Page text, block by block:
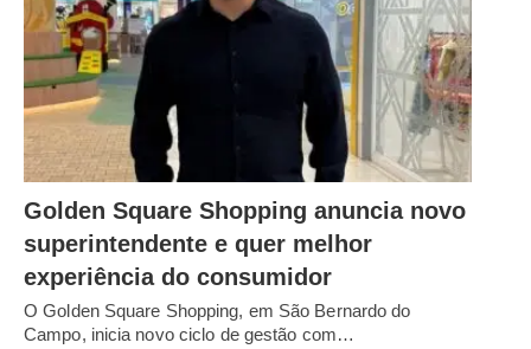
Golden Square Shopping anuncia novo
superintendente e quer melhor
experiência do consumidor
O Golden Square Shopping, em São Bernardo do
Campo, inicia novo ciclo de gestão com…